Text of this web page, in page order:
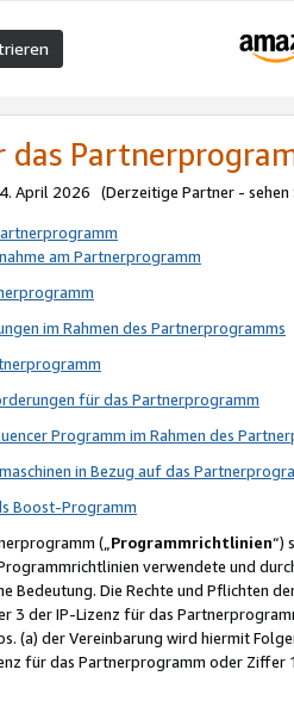
das
April 2026 (Derzeitige Partner - sehen
am Partnerprogramm
im Rahmen des Partnerprogramms
für das Partnerprogramm
Programm im Rahmen des
in Bezug auf das
Boost-Programm
(„Programmrichtlinien“)
verwendete und
Bedeutung. Die Rechte und Pflichten
3 der IP-Lizenz für das
(a) der Vereinbarung wird hiermit
für das Partnerprogramm oder